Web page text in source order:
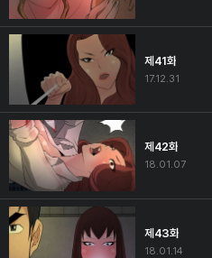
제41화
17.12.31
제42화
18.01.07
제43화
18.01.14